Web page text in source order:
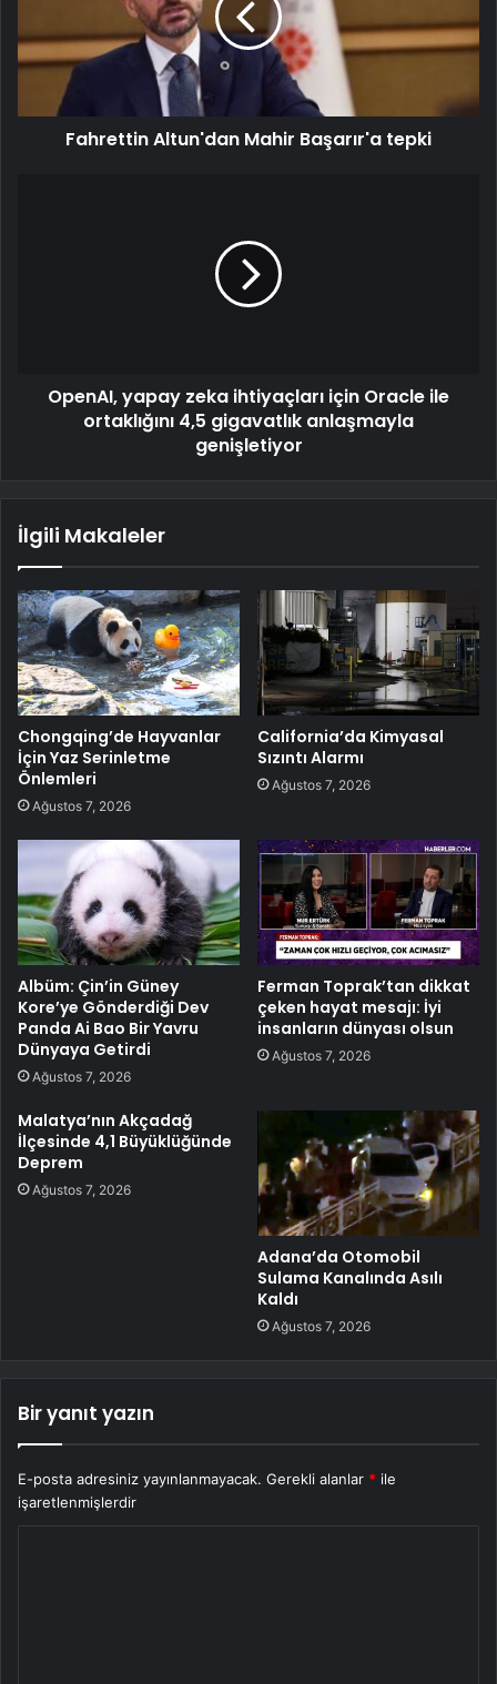
Fahrettin Altun'dan Mahir Başarır'a tepki
OpenAI, yapay zeka ihtiyaçları için Oracle ile
ortaklığını 4,5 gigavatlık anlaşmayla
genişletiyor
İlgili Makaleler
Chongqing’de Hayvanlar
İçin Yaz Serinletme
Önlemleri
Ağustos 7, 2026
California’da Kimyasal
Sızıntı Alarmı
Ağustos 7, 2026
Albüm: Çin’in Güney
Kore’ye Gönderdiği Dev
Panda Ai Bao Bir Yavru
Dünyaya Getirdi
Ağustos 7, 2026
Ferman Toprak’tan dikkat
çeken hayat mesajı: İyi
insanların dünyası olsun
Ağustos 7, 2026
Malatya’nın Akçadağ
İlçesinde 4,1 Büyüklüğünde
Deprem
Ağustos 7, 2026
Adana’da Otomobil
Sulama Kanalında Asılı
Kaldı
Ağustos 7, 2026
Bir yanıt yazın
E-posta adresiniz yayınlanmayacak. Gerekli alanlar * ile
işaretlenmişlerdir